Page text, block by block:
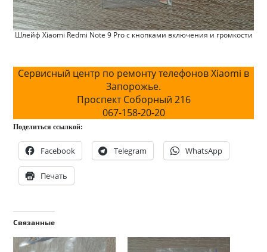
Шлейф Xiaomi Redmi Note 9 Pro с кнопками включения и громкости
Сервисный центр по ремонту телефонов Xiaomi в
Запорожье.
Проспект Соборный 216
067-158-20-20
Поделиться ссылкой:
Facebook Telegram WhatsApp
Печать
Связанные